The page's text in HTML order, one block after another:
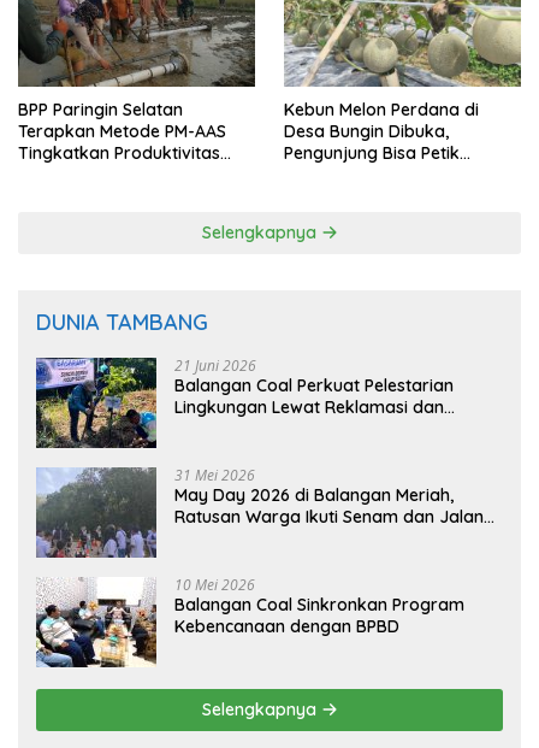
BPP Paringin Selatan
Terapkan Metode PM-AAS
Tingkatkan Produktivitas
Kebun Melon Perdana di
Desa Bungin Dibuka,
Pengunjung Bisa Petik
Selengkapnya
DUNIA TAMBANG
21 Juni 2026
Balangan Coal Perkuat Pelestarian
Lingkungan Lewat Reklamasi dan
31 Mei 2026
May Day 2026 di Balangan Meriah,
Ratusan Warga Ikuti Senam dan Jalan
10 Mei 2026
Balangan Coal Sinkronkan Program
Kebencanaan dengan BPBD
Selengkapnya